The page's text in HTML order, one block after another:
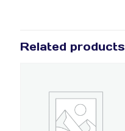
Related products